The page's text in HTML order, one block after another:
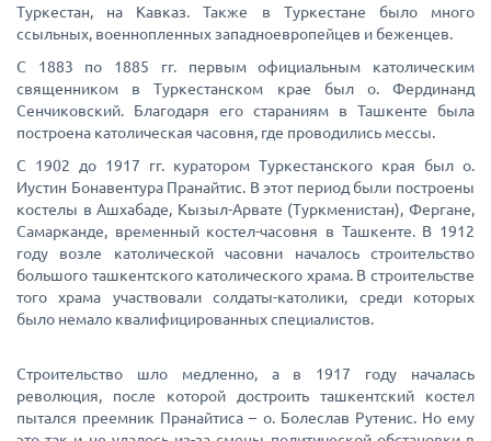
Туркестан, на Кавказ. Также в Туркестане было много
ссыльных, военнопленных западноевропейцев и беженцев.
С 1883 по 1885 гг. первым официальным католическим
священником в Туркестанском крае был о. Фердинанд
Сенчиковский. Благодаря его стараниям в Ташкенте была
построена католическая часовня, где проводились мессы.
С 1902 до 1917 гг. куратором Туркестанского края был о.
Иустин Бонавентура Пранайтис. В этот период были построены
костелы в Ашхабаде, Кызыл-Арвате (Туркменистан), Фергане,
Самарканде, временный костел-часовня в Ташкенте. В 1912
году возле католической часовни началось строительство
большого ташкентского католического храма. В строительстве
того храма участвовали солдаты-католики, среди которых
было немало квалифицированных специалистов.
Строительство шло медленно, а в 1917 году началась
революция, после которой достроить ташкентский костел
пытался преемник Пранайтиса – о. Болеслав Рутенис. Но ему